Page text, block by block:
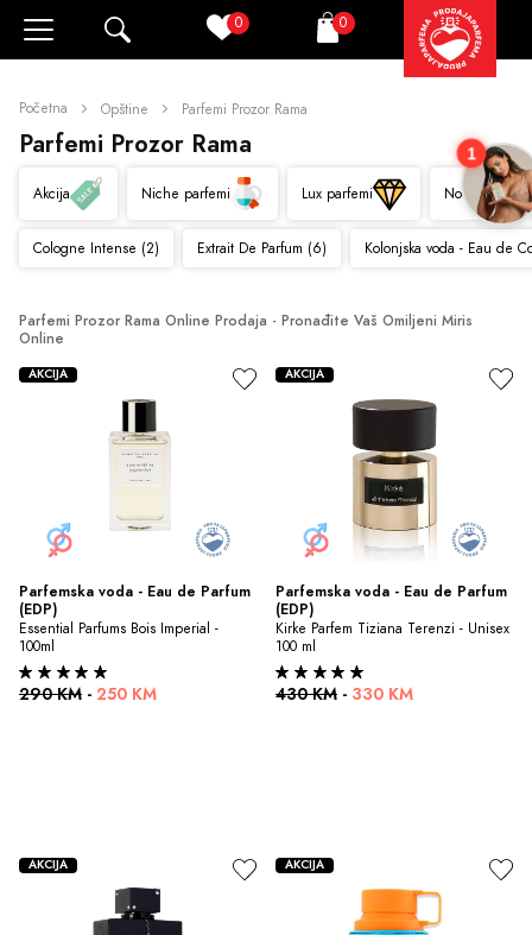
0 Korpa
0
Početna Opštine Parfemi Prozor Rama
Parfemi Prozor Rama
Akcija Niche parfemi Lux parfemi Novo
Cologne Intense (2) Extrait De Parfum (6) Kolonjska voda - Eau de
Parfemi Prozor Rama Online Prodaja - Pronađite Vaš Omiljeni Miris
Online
Parfemska voda - Eau de Parfum
(EDP)
Essential Parfums Bois Imperial -
100ml
290 KM - 250 KM
AKCIJA
Parfemska voda - Eau de Parfum
(EDP)
Kirke Parfem Tiziana Terenzi - Unisex
100 ml
430 KM - 330 KM
AKCIJA
AKCIJA AKCIJA
1